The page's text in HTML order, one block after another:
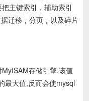
主键索引，辅助索引
迁移，分页，以及碎片
存储引擎,该值
最大值,反而会使mysql